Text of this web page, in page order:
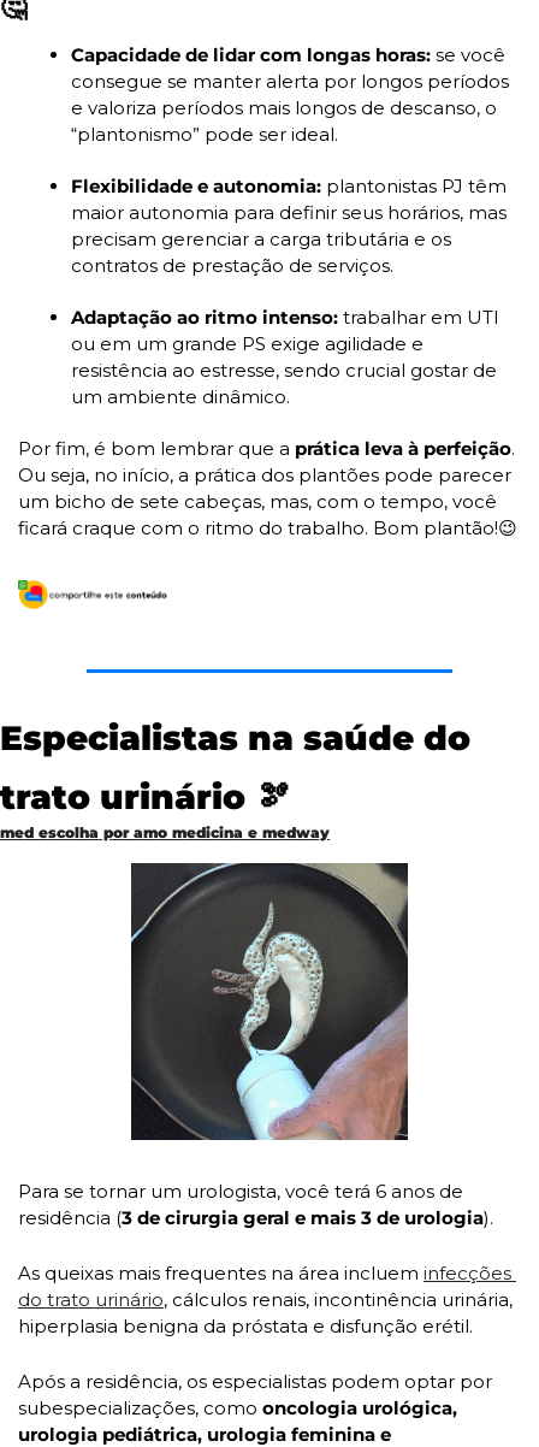
🤔
Capacidade de lidar com longas horas: se você
consegue se manter alerta por longos períodos
e valoriza períodos mais longos de descanso, o
“plantonismo” pode ser ideal.
Flexibilidade e autonomia: plantonistas PJ têm
maior autonomia para definir seus horários, mas
precisam gerenciar a carga tributária e os
contratos de prestação de serviços.
Adaptação ao ritmo intenso: trabalhar em UTI
ou em um grande PS exige agilidade e
resistência ao estresse, sendo crucial gostar de
um ambiente dinâmico.
Por fim, é bom lembrar que a prática leva à perfeição.
Ou seja, no início, a prática dos plantões pode parecer
um bicho de sete cabeças, mas, com o tempo, você
ficará craque com o ritmo do trabalho. Bom plantão!😉
Especialistas na saúde do
trato urinário 🫘
med escolha por amo medicina e medway
Para se tornar um urologista, você terá 6 anos de
residência (3 de cirurgia geral e mais 3 de urologia).
As queixas mais frequentes na área incluem infecções
do trato urinário, cálculos renais, incontinência urinária,
hiperplasia benigna da próstata e disfunção erétil.
Após a residência, os especialistas podem optar por
subespecializações, como oncologia urológica,
urologia pediátrica, urologia feminina e